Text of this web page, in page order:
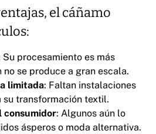
el cáñamo
Su procesamiento es más
no se produce a gran escala.
limitada: Faltan instalaciones
su transformación textil.
consumidor: Algunos aún lo
ásperos o moda alternativa.